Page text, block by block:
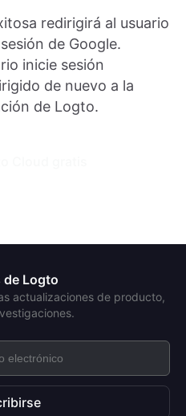
redirigirá al usuario
de Google.
inicie sesión
de nuevo a la
de Logto.
de Logto
actualizaciones de producto,